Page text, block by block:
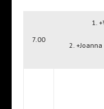
7.00
1.
2.